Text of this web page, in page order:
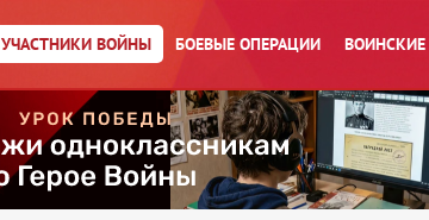
УЧАСТНИКИ ВОЙНЫ БОЕВЫЕ ОПЕРАЦИИ